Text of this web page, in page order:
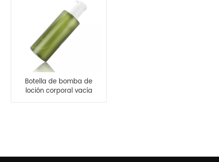
Botella de bomba de
loción corporal vacía
recargable de 300 ml